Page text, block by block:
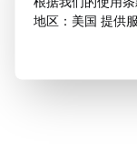
地区：美国 提供